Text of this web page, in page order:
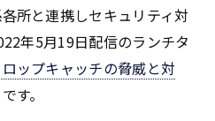
所と連携しセキュリティ対
年5月19日配信のランチタ
ロップキャッチの脅威と対
す。